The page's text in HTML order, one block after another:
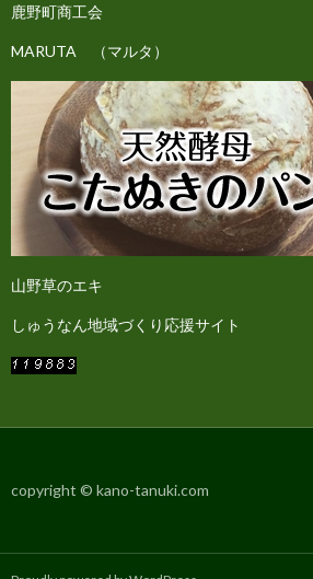
鹿野町商工会
MARUTA （マルタ）
山野草のエキ
しゅうなん地域づくり応援サイト
copyright © kano-tanuki.com